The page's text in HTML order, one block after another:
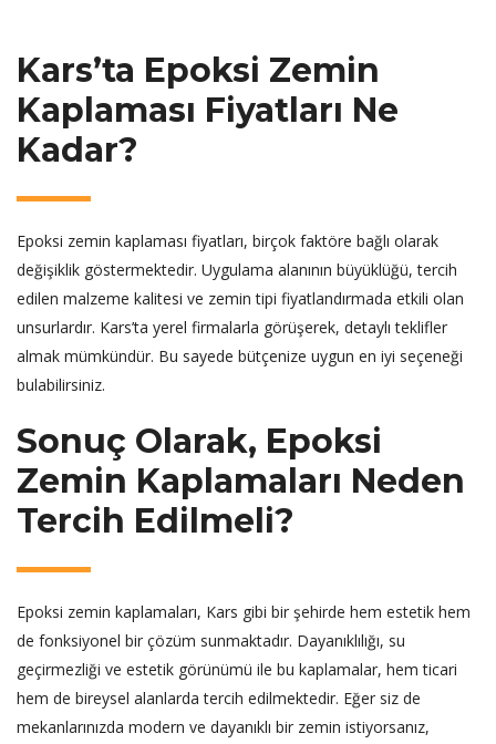
Kars’ta Epoksi Zemin
Kaplaması Fiyatları Ne
Kadar?
Epoksi zemin kaplaması fiyatları, birçok faktöre bağlı olarak
değişiklik göstermektedir. Uygulama alanının büyüklüğü, tercih
edilen malzeme kalitesi ve zemin tipi fiyatlandırmada etkili olan
unsurlardır. Kars’ta yerel firmalarla görüşerek, detaylı teklifler
almak mümkündür. Bu sayede bütçenize uygun en iyi seçeneği
bulabilirsiniz.
Sonuç Olarak, Epoksi
Zemin Kaplamaları Neden
Tercih Edilmeli?
Epoksi zemin kaplamaları, Kars gibi bir şehirde hem estetik hem
de fonksiyonel bir çözüm sunmaktadır. Dayanıklılığı, su
geçirmezliği ve estetik görünümü ile bu kaplamalar, hem ticari
hem de bireysel alanlarda tercih edilmektedir. Eğer siz de
mekanlarınızda modern ve dayanıklı bir zemin istiyorsanız,